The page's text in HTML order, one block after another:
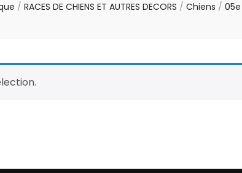
/ RACES DE CHIENS ET AUTRES DECORS / Chiens /